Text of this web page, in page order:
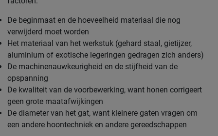
De beginmaat en de hoeveelheid materiaal die nog
verwijderd moet worden
Het materiaal van het werkstuk (gehard staal, gietijzer,
aluminium of exotische legeringen gedragen zich anders)
De machinenauwkeurigheid en de stijfheid van de
opspanning
De kwaliteit van de voorbewerking, want honen corrigeert
geen grote maatafwijkingen
De diameter van het gat, want kleinere gaten vragen om
een andere hoontechniek en andere gereedschappen